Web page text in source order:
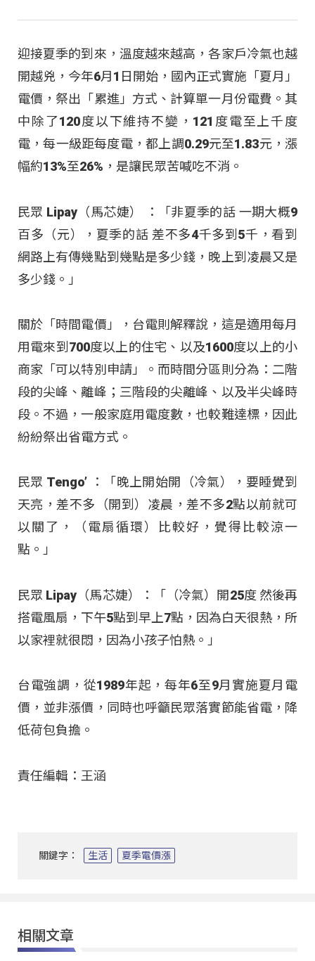
迎接夏季的到來，溫度越來越高，各家戶冷氣也越
開越兇，今年6月1日開始，國內正式實施「夏月」
電價，祭出「累進」方式、計算單一月份電費。其
中除了120度以下維持不變，121度電至上千度
電，每一級距每度電，都上調0.29元至1.83元，漲
幅約13%至26%，是讓民眾苦喊吃不消。
民眾 Lipay（馬芯婕） ：「非夏季的話 一期大概9
百多（元），夏季的話 差不多4千多到5千，看到
網路上有傳幾點到幾點是多少錢，晚上到凌晨又是
多少錢。」
關於「時間電價」，台電則解釋說，這是適用每月
用電來到700度以上的住宅、以及1600度以上的小
商家「可以特別申請」。而時間分區則分為：二階
段的尖峰、離峰；三階段的尖離峰、以及半尖峰時
段。不過，一般家庭用電度數，也較難達標，因此
紛紛祭出省電方式。
民眾 Tengo’ ：「晚上開始開（冷氣），要睡覺到
天亮，差不多（開到）凌晨，差不多2點以前就可
以關了，（電扇循環）比較好，覺得比較涼一
點。」
民眾 Lipay（馬芯婕）：「（冷氣）開25度 然後再
搭電風扇，下午5點到早上7點，因為白天很熱，所
以家裡就很悶，因為小孩子怕熱。」
台電強調，從1989年起，每年6至9月實施夏月電
價，並非漲價，同時也呼籲民眾落實節能省電，降
低荷包負擔。
責任編輯：王涵
關鍵字： 生活 夏季電價漲
相關文章